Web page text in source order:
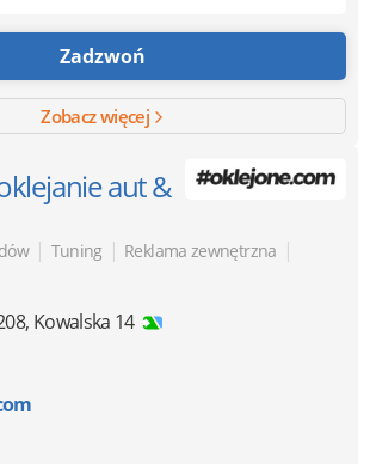
Zadzwoń
Zobacz więcej
aut &
| Tuning | Reklama zewnętrzna |
, Kowalska 14